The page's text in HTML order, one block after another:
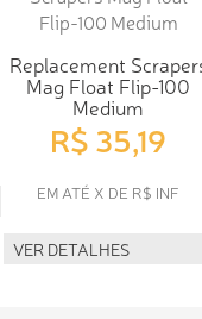
Replacement
Mag Float Flip-100
Medium
R$ 35,19
EM ATÉ X DE R$ INF
VER DETALHES